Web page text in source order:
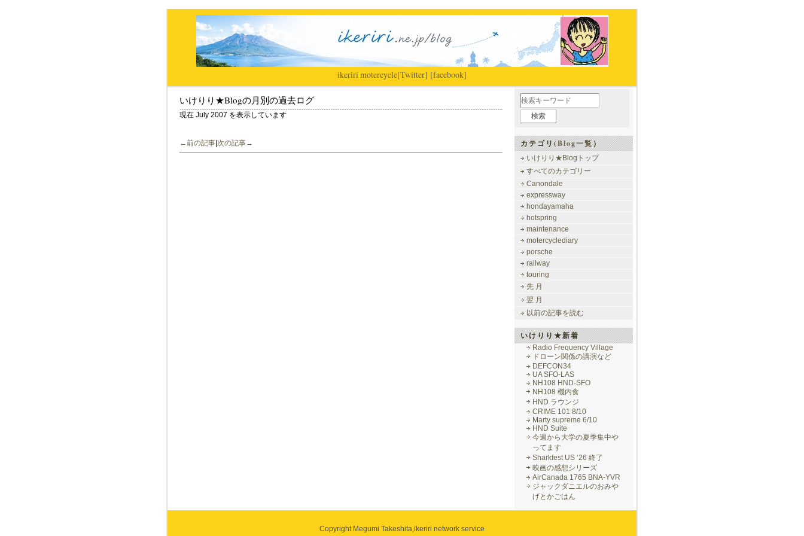
ikeriri|motercycle[Twitter] [facebook]
いけりり★Blogの月別の過去ログ
現在 July 2007 を表示しています
←前の記事 次の記事→ カテゴリ(Blog一覧）
いけりり★Blogトップ
すべてのカテゴリー
Canondale
expressway
hondayamaha
hotspring
maintenance
motercyclediary
porsche
railway
touring
先 月
翌 月
以前の記事を読む
いけりり★新着
Radio Frequency Village
ドローン関係の講演など
DEFCON34
UA SFO-LAS
NH108 HND-SFO
NH108 機内食
HND ラウンジ
CRIME 101 8/10
Marty supreme 6/10
HND Suite
今週から大学の夏季集中や
ってます
Sharkfest US ‘26 終了
映画の感想シリーズ
AirCanada 1765 BNA-YVR
ジャックダニエルのおみや
げとかごはん
Copyright Megumi Takeshita,ikeriri network service